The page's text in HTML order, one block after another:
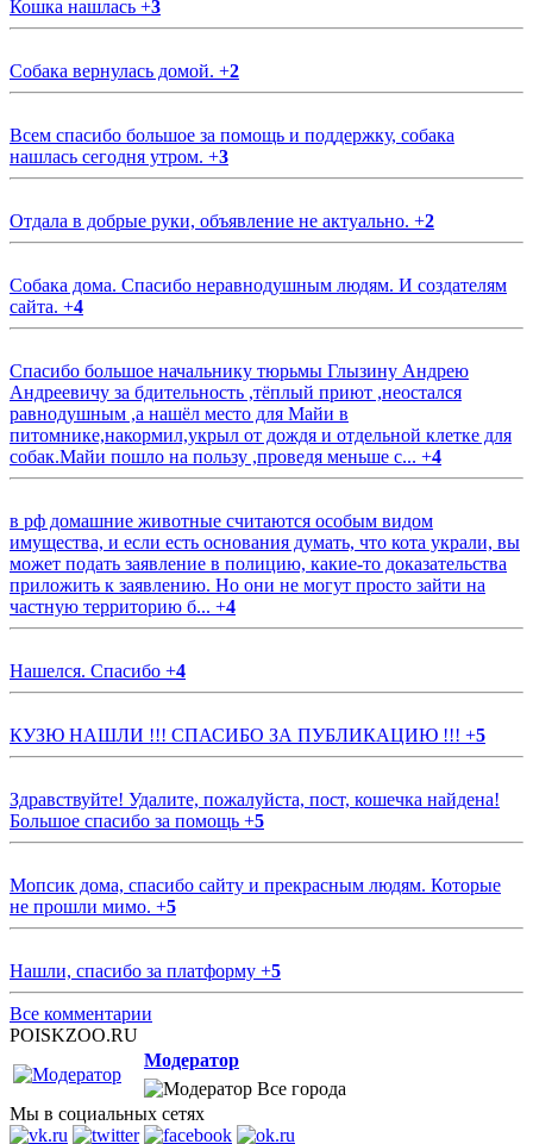
Кошка нашлась +3
Собака вернулась домой. +2
Всем спасибо большое за помощь и поддержку, собака
нашлась сегодня утром. +3
Отдала в добрые руки, объявление не актуально. +2
Собака дома. Спасибо неравнодушным людям. И создателям
сайта. +4
Спасибо большое начальнику тюрьмы Глызину Андрею
Андреевичу за бдительность ,тёплый приют ,неостался
равнодушным ,а нашёл место для Майи в
питомнике,накормил,укрыл от дождя и отдельной клетке для
собак.Майи пошло на пользу ,проведя меньше с... +4
в рф домашние животные считаются особым видом
имущества, и если есть основания думать, что кота украли, вы
может подать заявление в полицию, какие-то доказательства
приложить к заявлению. Но они не могут просто зайти на
частную территорию б... +4
Нашелся. Спасибо +4
КУЗЮ НАШЛИ !!! СПАСИБО ЗА ПУБЛИКАЦИЮ !!! +5
Здравствуйте! Удалите, пожалуйста, пост, кошечка найдена!
Большое спасибо за помощь +5
Мопсик дома, спасибо сайту и прекрасным людям. Которые
не прошли мимо. +5
Нашли, спасибо за платформу +5
Все комментарии
POISKZOO.RU
Модератор
Все города
Мы в социальных сетях